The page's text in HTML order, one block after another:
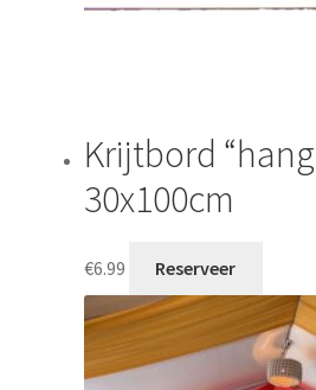
Krijtbord
30x100cm
€6.99 Reserveer